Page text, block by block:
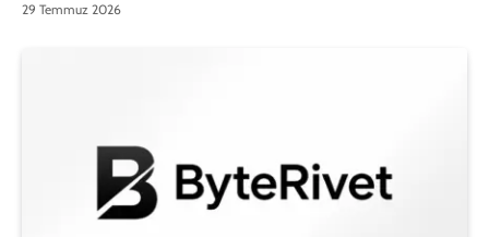
29 Temmuz 2026